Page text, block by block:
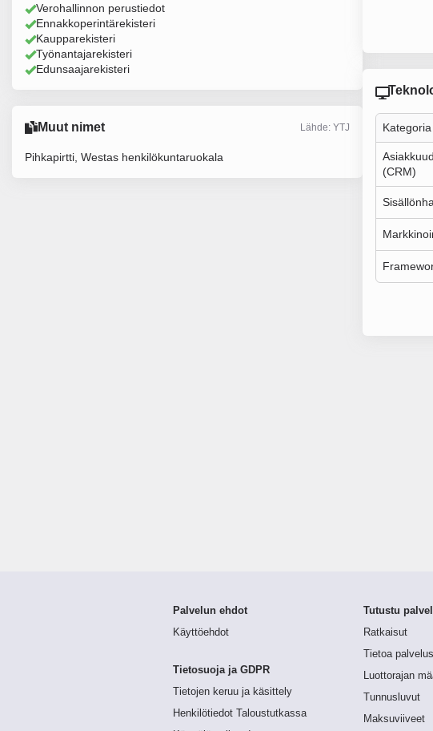
Verohallinnon perustiedot
Ennakkoperintärekisteri
Kaupparekisteri
Työnantajarekisteri
Edunsaajarekisteri
Muut nimet Lähde: YTJ
Pihkapirtti, Westas henkilökuntaruokala
Kategoria
(CRM)
Palvelun ehdot
Käyttöehdot
Tietosuoja ja GDPR
Tietojen keruu ja käsittely
Henkilötiedot Taloustutkassa
Tutustu
Ratkaisut
Tietoa
Luottorajan
Tunnusluvut
Maksuviiveet